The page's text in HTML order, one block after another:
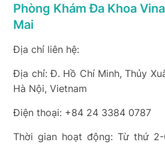
Phòng Khám Đa Khoa
Mai
Địa chỉ liên hệ:
Địa chỉ: Đ. Hồ Chí Minh, Thủy
Hà Nội, Vietnam
Điện thoại: +84 24 3384 0787
Thời gian hoạt động: Từ thứ